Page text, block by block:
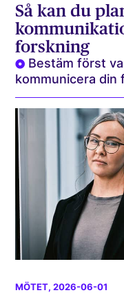
Så kan du
forskning
Bestäm först
kommunicera din
MÖTET, 2026-06-01